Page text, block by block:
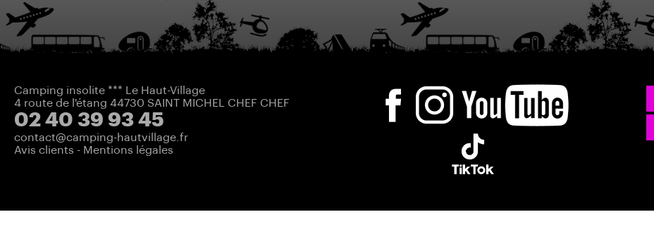
Camping insolite *** Le Haut-Village
4 route de l'étang 44730 SAINT MICHEL CHEF CHEF
02 40 39 93 45
contact@camping-hautvillage.fr
Avis clients - Mentions légales